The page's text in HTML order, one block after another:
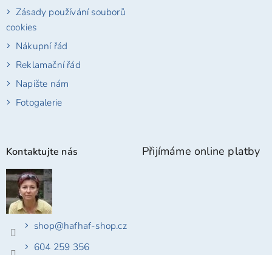
Zásady používání souborů
cookies
Nákupní řád
Reklamační řád
Napište nám
Fotogalerie
Kontaktujte nás
shop@hafhaf-shop.cz
604 259 356
Přijímáme online platby